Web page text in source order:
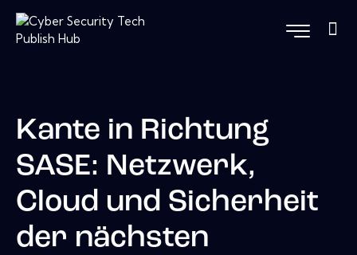
Kante in Richtung
SASE: Netzwerk,
Cloud und Sicherheit
der nächsten